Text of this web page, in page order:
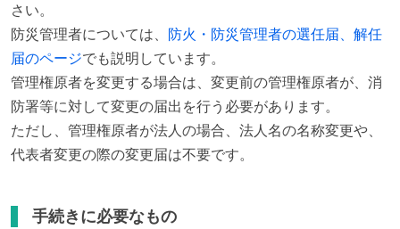
さい。
防災管理者については、
防火・防災管理者の選任届、解任
届のページでも説明しています。
管理権原者を変更する場合は、変更前の管理権原者が、消
防署等に対して変更の届出を行う必要があります。
ただし、管理権原者が法人の場合、法人名の名称変更や、
代表者変更の際の変更届は不要です。
手続きに必要なもの